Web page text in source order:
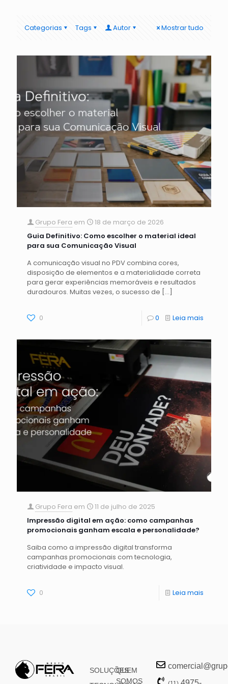
Categorias Tags Autor Mostrar tudo
Grupo Fera em
18 de março de 2026
Guia Definitivo: Como escolher o material ideal
para sua Comunicação Visual
A comunicação visual no PDV combina cores,
disposição de elementos e a materialidade correta
para gerar experiências memoráveis e resultados
duradouros. Muitas vezes, o sucesso de […]
0 0 Leia mais
Grupo Fera em
11 de julho de 2025
Impressão digital em ação: como campanhas
promocionais ganham escala e personalidade?
Saiba como a impressão digital transforma
campanhas promocionais com tecnologia,
criatividade e impacto visual.
0 Leia mais
SOLUÇÕES
QUEM
SOMOS